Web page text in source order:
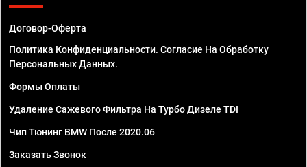
Договор-Оферта
Политика Конфиденциальности. Согласие На Обработку
Персональных Данных.
Формы Оплаты
Удаление Сажевого Фильтра На Турбо Дизеле TDI
Чип Тюнинг BMW После 2020.06
Заказать Звонок